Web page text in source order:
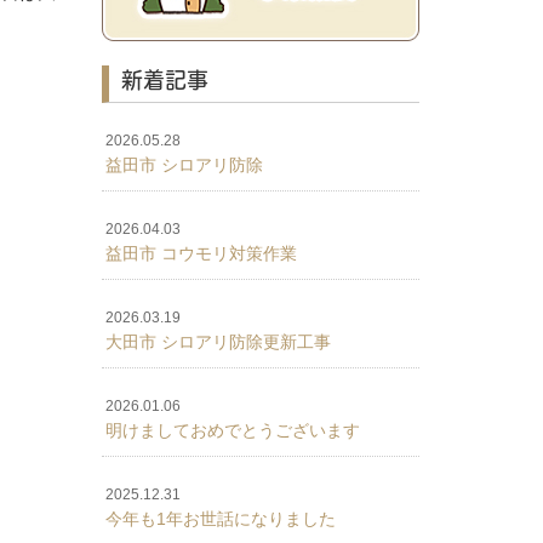
新着記事
2026.05.28
益田市 シロアリ防除
2026.04.03
益田市 コウモリ対策作業
2026.03.19
大田市 シロアリ防除更新工事
2026.01.06
明けましておめでとうございます
2025.12.31
今年も1年お世話になりました